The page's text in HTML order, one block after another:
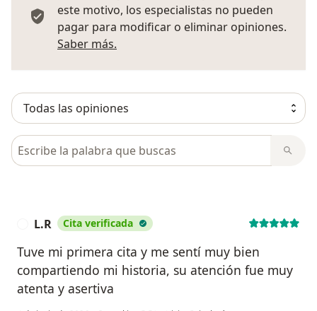
este motivo, los especialistas no pueden
pagar para modificar o eliminar opiniones.
Saber más.
Busca en opiniones
L.R Cita verificada
Tuve mi primera cita y me sentí muy bien
compartiendo mi historia, su atención fue muy
atenta y asertiva